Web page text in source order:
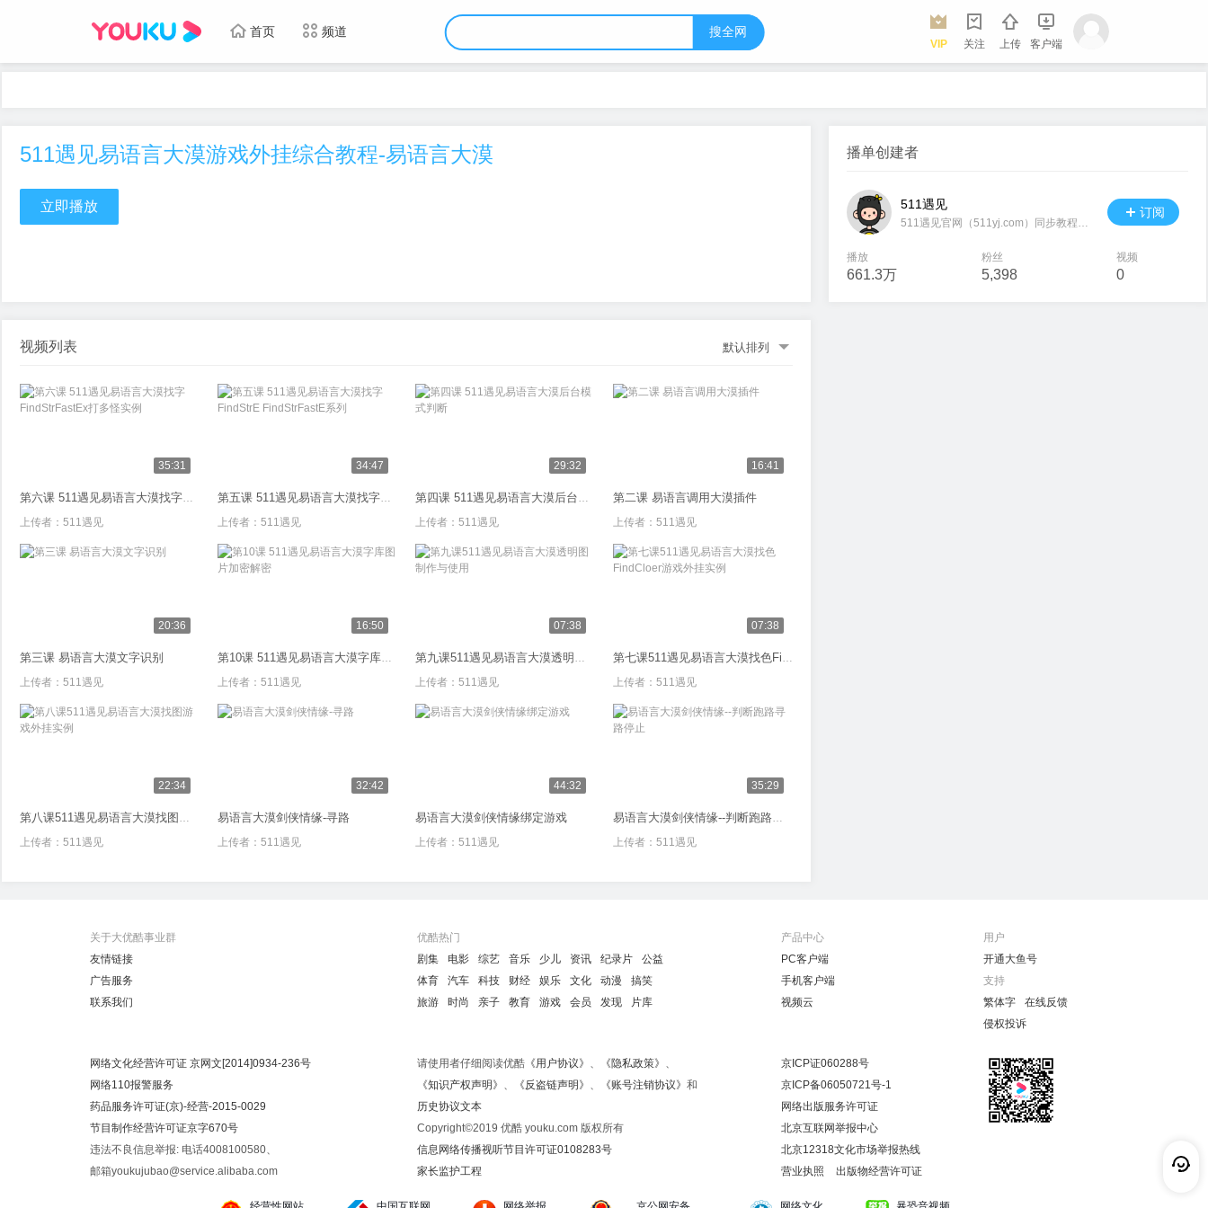
首页 频道 搜全网
VIP 关注 上传 客户端
511遇见易语言大漠游戏外挂综合教程-易语言大漠
立即播放
视频列表 默认排列
35:31
第六课 511遇见易语言大漠找字FindStrFastEx打多怪实例
上传者： 511遇见
34:47
第五课 511遇见易语言大漠找字FindStrE FindStrFastE系列
上传者： 511遇见
29:32
第四课 511遇见易语言大漠后台模式判断
上传者： 511遇见
16:41
第二课 易语言调用大漠插件
上传者： 511遇见
20:36
第三课 易语言大漠文字识别
上传者： 511遇见
16:50
第10课 511遇见易语言大漠字库图片加密解密
上传者： 511遇见
07:38
第九课511遇见易语言大漠透明图制作与使用
上传者： 511遇见
07:38
第七课511遇见易语言大漠找色FindCloer游戏外挂实例
上传者： 511遇见
22:34
第八课511遇见易语言大漠找图游戏外挂实例
上传者： 511遇见
32:42
易语言大漠剑侠情缘-寻路
上传者： 511遇见
44:32
易语言大漠剑侠情缘绑定游戏
上传者： 511遇见
35:29
易语言大漠剑侠情缘--判断跑路寻路停止
上传者： 511遇见
播单创建者
511遇见
511遇见官网（511yj.com）同步教程，教程涉及易语言、大漠，多线程，模块制作，游戏辅助，HOOK，WordPress等等，QQ交流群：521068947
订阅
播放
661.3万
粉丝
5,398
视频
0
关于大优酷事业群
友情链接
广告服务
联系我们
优酷热门
剧集
电影 综艺 音乐 少儿 资讯 纪录片
公益
体育
汽车 科技 财经 娱乐 文化 动漫
搞笑
旅游
时尚 亲子 教育 游戏 会员 发现 片库
产品中心
PC客户端
手机客户端
视频云
用户
开通大鱼号
支持
繁体字
在线反馈
侵权投诉
网络文化经营许可证 京网文[2014]0934-236号
网络110报警服务
药品服务许可证(京)-经营-2015-0029
节目制作经营许可证京字670号
违法不良信息举报: 电话4008100580、
邮箱youkujubao@service.alibaba.com
请使用者仔细阅读优酷《用户协议》 、 《隐私政策》 、
《知识产权声明》 、 《反盗链声明》 、 《账号注销协议》 和
历史协议文本
Copyright©2019 优酷 youku.com 版权所有
信息网络传播视听节目许可证0108283号
家长监护工程
京ICP证060288号
京ICP备06050721号-1
网络出版服务许可证
北京互联网举报中心
北京12318文化市场举报热线
营业执照
出版物经营许可证